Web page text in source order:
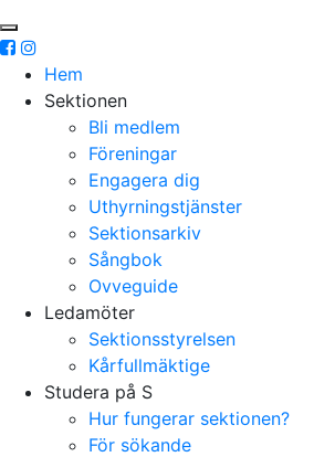
Hem
Sektionen
Bli medlem
Föreningar
Engagera dig
Uthyrningstjänster
Sektionsarkiv
Sångbok
Ovveguide
Ledamöter
Sektionsstyrelsen
Kårfullmäktige
Studera på S
Hur fungerar sektionen?
För sökande